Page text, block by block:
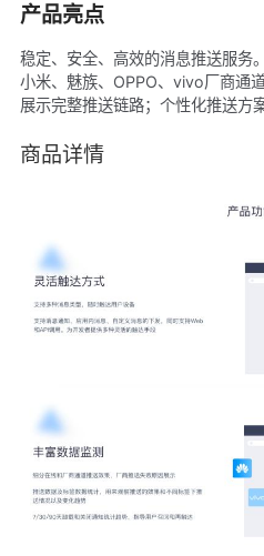
产品亮点
稳定、安全、高效的消息推送服务
小米、魅族、OPPO、vivo厂商通
展示完整推送链路；个性化推送方
商品详情